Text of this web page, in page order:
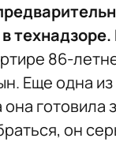
в технадзоре.
86-
Еще одна
готовила
он